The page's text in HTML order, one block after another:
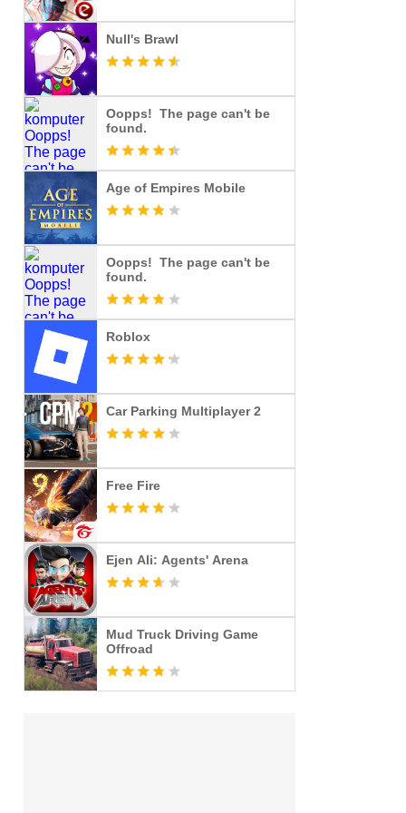
Null's Brawl
Oopps! The page can't be
found.
Age of Empires Mobile
Oopps! The page can't be
found.
Roblox
Car Parking Multiplayer 2
Free Fire
Ejen Ali: Agents' Arena
Mud Truck Driving Game
Offroad